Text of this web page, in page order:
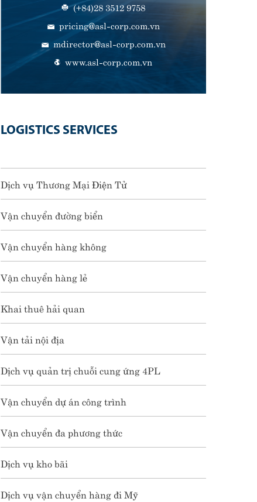
VÌ SAO DOANH NGHIỆP NÊN
"mua CIF, bán FOB" là chiến lược
được nhiều doanh nghiệp và
(+84)28 3512 9758
pricing@asl-corp.com.vn
mdirector@asl-corp.com.vn
www.asl-corp.com.vn
LOGISTICS SERVICES
Dịch vụ Thương Mại Điện Tử
Vận chuyển đường biển
Vận chuyển hàng không
Vận chuyển hàng lẻ
Khai thuê hải quan
Vận tải nội địa
Dịch vụ quản trị chuỗi cung ứng 4PL
Vận chuyển dự án công trình
Vận chuyển đa phương thức
Dịch vụ kho bãi
Dịch vụ vận chuyển hàng đi Mỹ